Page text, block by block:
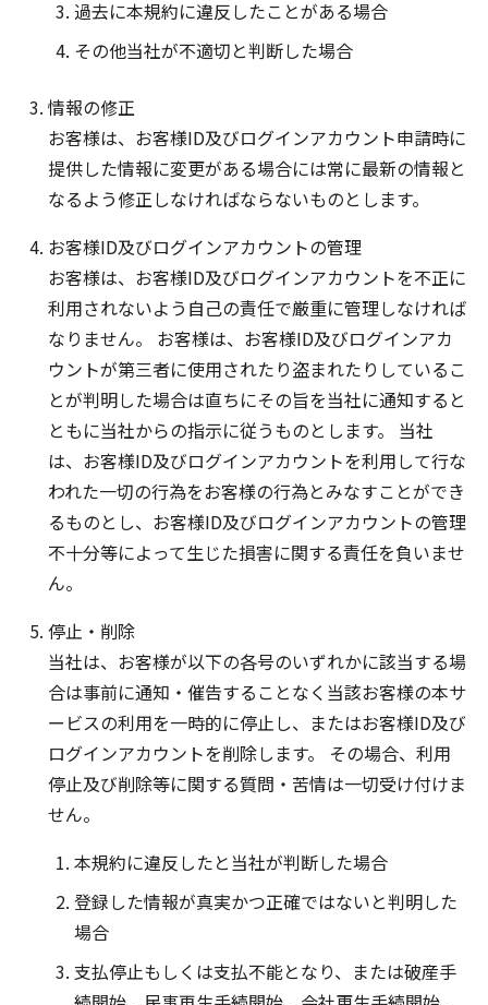
過去に本規約に違反したことがある場合
その他当社が不適切と判断した場合
情報の修正
お客様は、お客様ID及びログインアカウント申請時に
提供した情報に変更がある場合には常に最新の情報と
なるよう修正しなければならないものとします。
お客様ID及びログインアカウントの管理
お客様は、お客様ID及びログインアカウントを不正に
利用されないよう自己の責任で厳重に管理しなければ
なりません。 お客様は、お客様ID及びログインアカ
ウントが第三者に使用されたり盗まれたりしているこ
とが判明した場合は直ちにその旨を当社に通知すると
ともに当社からの指示に従うものとします。 当社
は、お客様ID及びログインアカウントを利用して行な
われた一切の行為をお客様の行為とみなすことができ
るものとし、お客様ID及びログインアカウントの管理
不十分等によって生じた損害に関する責任を負いませ
ん。
停止・削除
当社は、お客様が以下の各号のいずれかに該当する場
合は事前に通知・催告することなく当該お客様の本サ
ービスの利用を一時的に停止し、またはお客様ID及び
ログインアカウントを削除します。 その場合、利用
停止及び削除等に関する質問・苦情は一切受け付けま
せん。
本規約に違反したと当社が判断した場合
登録した情報が真実かつ正確ではないと判明した
場合
支払停止もしくは支払不能となり、または破産手